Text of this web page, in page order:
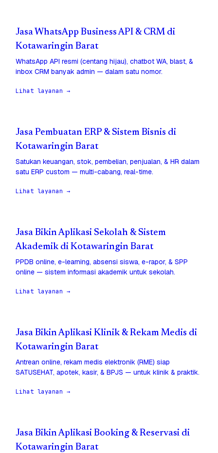
Jasa WhatsApp Business API & CRM di
Kotawaringin Barat
WhatsApp API resmi (centang hijau), chatbot WA, blast, &
inbox CRM banyak admin — dalam satu nomor.
Lihat layanan →
Jasa Pembuatan ERP & Sistem Bisnis di
Kotawaringin Barat
Satukan keuangan, stok, pembelian, penjualan, & HR dalam
satu ERP custom — multi-cabang, real-time.
Lihat layanan →
Jasa Bikin Aplikasi Sekolah & Sistem
Akademik di Kotawaringin Barat
PPDB online, e-learning, absensi siswa, e-rapor, & SPP
online — sistem informasi akademik untuk sekolah.
Lihat layanan →
Jasa Bikin Aplikasi Klinik & Rekam Medis di
Kotawaringin Barat
Antrean online, rekam medis elektronik (RME) siap
SATUSEHAT, apotek, kasir, & BPJS — untuk klinik & praktik.
Lihat layanan →
Jasa Bikin Aplikasi Booking & Reservasi di
Kotawaringin Barat